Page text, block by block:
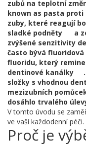
zubů na teplotní
known as pasta
zuby, které reagují
sladké podněty
a
zvýšené senzitivity
často bývá fluoridová
fluoridu, který
dentinové kanálky
složky s vhodnou
mezizubních
dosáhlo trvalého
V tomto úvodu se
ve vaší každodenní péči.
Proč je